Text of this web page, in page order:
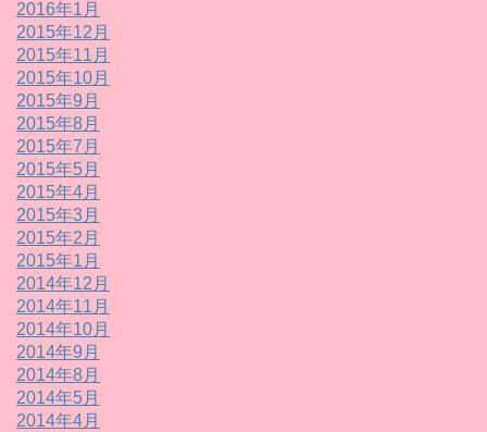
2016年1月
2015年12月
2015年11月
2015年10月
2015年9月
2015年8月
2015年7月
2015年5月
2015年4月
2015年3月
2015年2月
2015年1月
2014年12月
2014年11月
2014年10月
2014年9月
2014年8月
2014年5月
2014年4月